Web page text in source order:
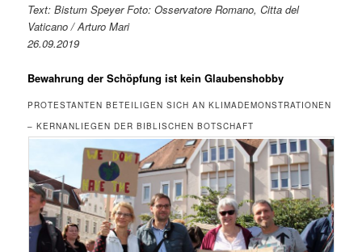
Text: Bistum Speyer Foto: Osservatore Romano, Citta del
Vaticano / Arturo Mari
26.09.2019
Bewahrung der Schöpfung ist kein Glaubenshobby
PROTESTANTEN BETEILIGEN SICH AN KLIMADEMONSTRATIONEN
– KERNANLIEGEN DER BIBLISCHEN BOTSCHAFT